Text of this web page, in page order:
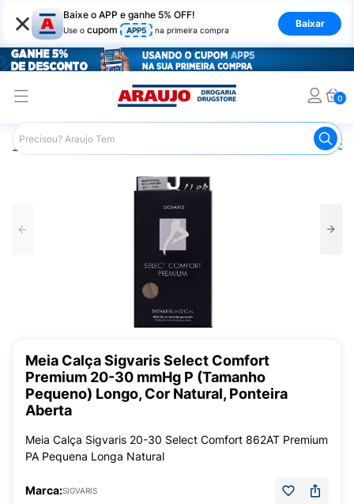
× Baixe o APP e ganhe 5% OFF!
Use o cupom APP5 na primeira compra
Baixar
0
Araujo Saúde e Bem Estar Meia de
Meia Calça Sigvaris Select Comfort
Premium 20-30 mmHg P (Tamanho
Pequeno) Longo, Cor Natural, Ponteira
Aberta
Meia Calça Sigvaris 20-30 Select Comfort 862AT Premium
PA Pequena Longa Natural
Marca:SIGVARIS